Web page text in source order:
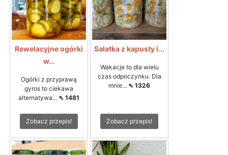
Rewelacyjne ogórki
w...
Ogórki z przyprawą
gyros to ciekawa
alternatywa... ⇖ 1481
Zobacz przepis!
Sałatka z kapusty i...
Wakacje to dla wielu
czas odpoczynku. Dla
mnie... ⇖ 1326
Zobacz przepis!